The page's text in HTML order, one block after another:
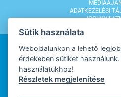
ADATKEZELÉSI
JOGI
Sütik használata
Weboldalunkon a lehető
érdekében sütiket használunk.
használatukhoz!
Részletek megjelenítése